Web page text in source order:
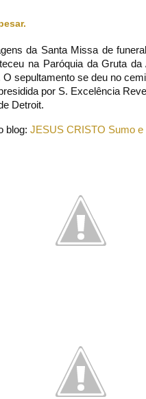
da Santa Missa de
na Paróquia da Gruta
sepultamento se deu no
por S. Excelência
Detroit.
blog: JESUS CRISTO Sumo e